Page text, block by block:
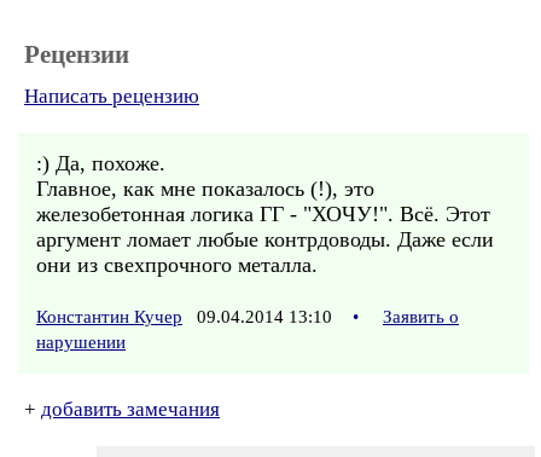
Рецензии
Написать рецензию
:) Да, похоже.
Главное, как мне показалось (!), это
железобетонная логика ГГ - "ХОЧУ!". Всё. Этот
аргумент ломает любые контрдоводы. Даже если
они из свехпрочного металла.
Константин Кучер 09.04.2014 13:10 •
Заявить о
нарушении
+ добавить замечания